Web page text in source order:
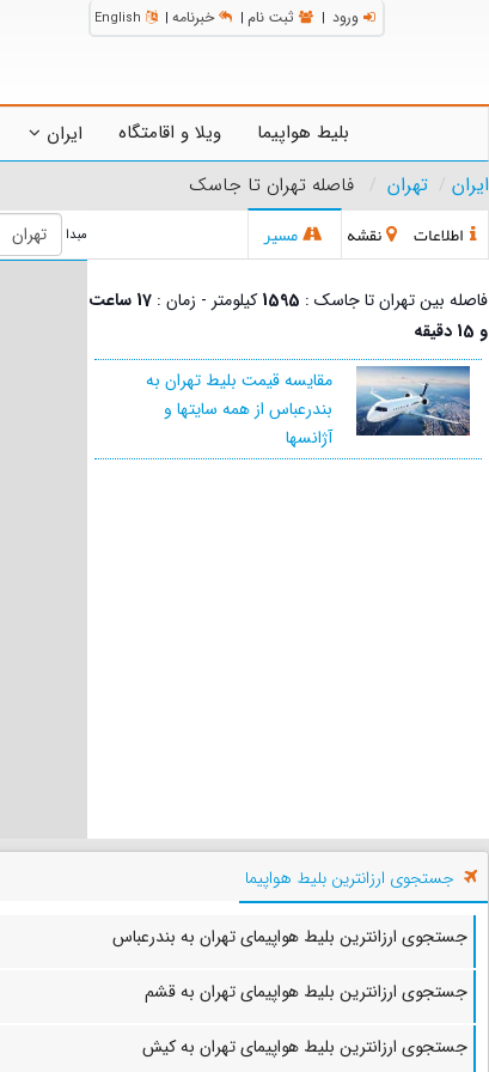
ورود | ثبت نام | خبرنامه |
English
بلیط هواپیما ویلا و اقامتگاه ایران
ایران
تهران فاصله تهران تا جاسک
اطلاعات نقشه مسیر مبدا
فاصله بین تهران تا جاسک : 1595کیلومتر - زمان :
17 ساعت
و 15 دقیقه
مقایسه قیمت بلیط تهران به
بندرعباس از همه سایتها و
آژانسها
جستجوی ارزانترین بلیط هواپیما
جستجوی ارزانترین بلیط هواپیمای تهران به بندرعباس
جستجوی ارزانترین بلیط هواپیمای تهران به قشم
جستجوی ارزانترین بلیط هواپیمای تهران به کیش